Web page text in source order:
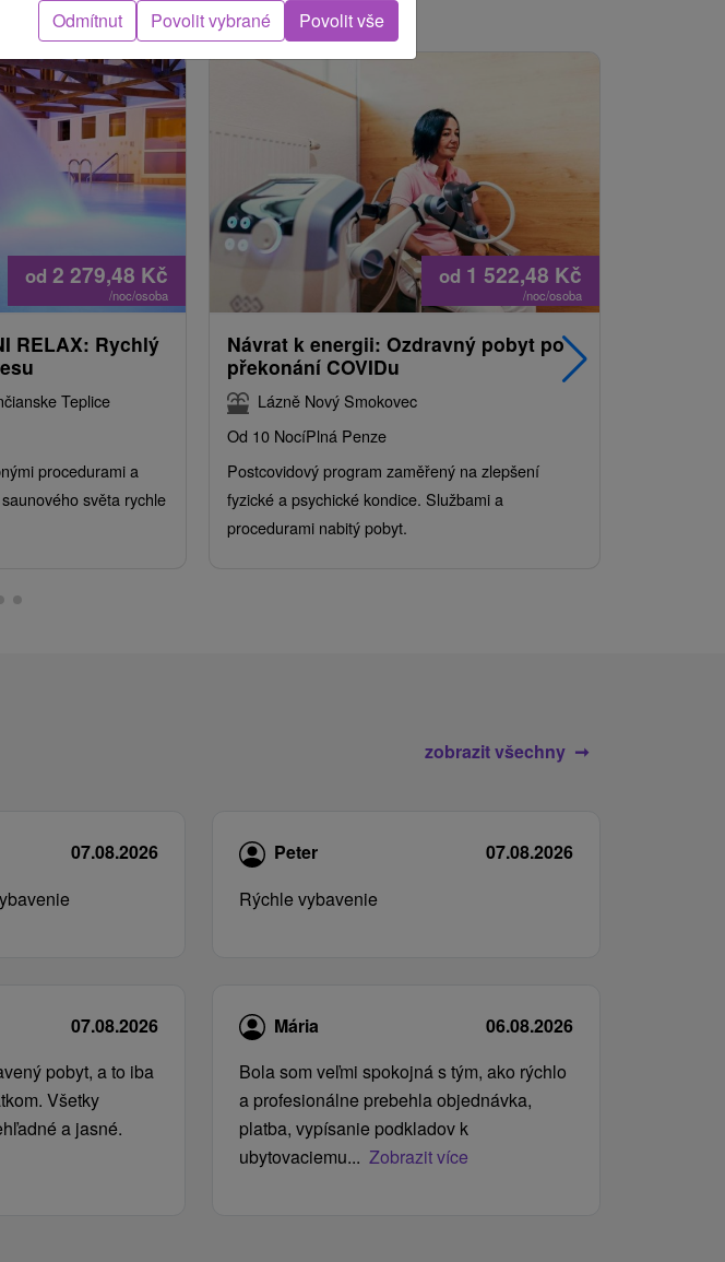
od 2 279,48 Kč
/noc/osoba
RELAX: Rychlý
Teplice
procedurami a
světa rychle
od 1 522,48 Kč
/noc/osoba
Návrat k energii: Ozdravný pobyt po
překonání COVIDu
Lázně Nový Smokovec
Od 10 NocíPlná Penze
Postcovidový program zaměřený na zlepšení
fyzické a psychické kondice. Službami a
procedurami nabitý pobyt.
zobrazit všechny
07.08.2026
07.08.2026
pobyt, a to iba
Všetky
a jasné.
Peter
07.08.2026
Rýchle vybavenie
Mária
06.08.2026
Bola som veľmi spokojná s tým, ako rýchlo
a profesionálne prebehla objednávka,
platba, vypísanie podkladov k
ubytovaciemu... Zobrazit více
Odmítnut Povolit vybrané Povolit vše